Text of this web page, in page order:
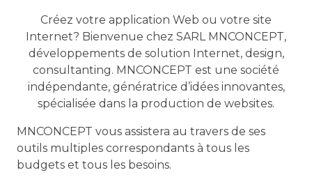
Créez votre application Web ou votre site
Internet? Bienvenue chez SARL MNCONCEPT,
développements de solution Internet, design,
consultanting. MNCONCEPT est une société
indépendante, génératrice d’idées innovantes,
spécialisée dans la production de websites.
MNCONCEPT vous assistera au travers de ses
outils multiples correspondants à tous les
budgets et tous les besoins.